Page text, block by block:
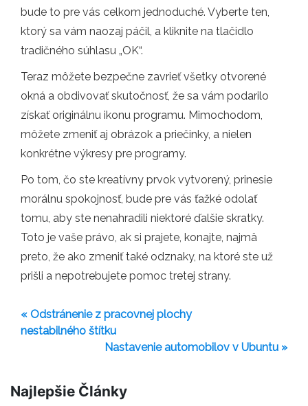
bude to pre vás celkom jednoduché. Vyberte ten,
ktorý sa vám naozaj páčil, a kliknite na tlačidlo
tradičného súhlasu „OK“.
Teraz môžete bezpečne zavrieť všetky otvorené
okná a obdivovať skutočnosť, že sa vám podarilo
získať originálnu ikonu programu. Mimochodom,
môžete zmeniť aj obrázok a priečinky, a nielen
konkrétne výkresy pre programy.
Po tom, čo ste kreatívny prvok vytvorený, prinesie
morálnu spokojnosť, bude pre vás ťažké odolať
tomu, aby ste nenahradili niektoré ďalšie skratky.
Toto je vaše právo, ak si prajete, konajte, najmä
preto, že ako zmeniť také odznaky, na ktoré ste už
prišli a nepotrebujete pomoc tretej strany.
« Odstránenie z pracovnej plochy
nestabilného štítku
Nastavenie automobilov v Ubuntu »
Najlepšie Články